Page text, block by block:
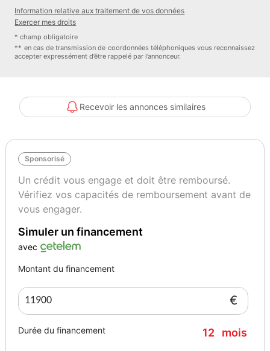
Information relative aux traitement de vos données
Exercer mes droits
* champ obligatoire
** en cas de transmission de coordonnées téléphoniques vous reconnaissez
accepter expressément d’être rappelé par l’annonceur.
Recevoir les annonces similaires
Sponsorisé
Un crédit vous engage et doit être remboursé.
Vérifiez vos capacités de remboursement avant de
vous engager.
Simuler un financement
avec
Montant du financement
€
Durée du financement 12 mois